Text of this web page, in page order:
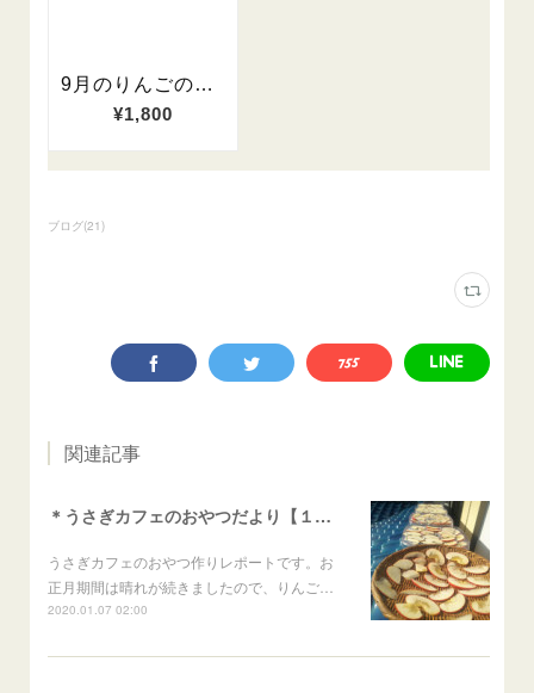
ブログ(21)
関連記事
＊うさぎカフェのおやつだより【１月】＊
うさぎカフェのおやつ作りレポートです。お
正月期間は晴れが続きましたので、りんご…
2020.01.07 02:00